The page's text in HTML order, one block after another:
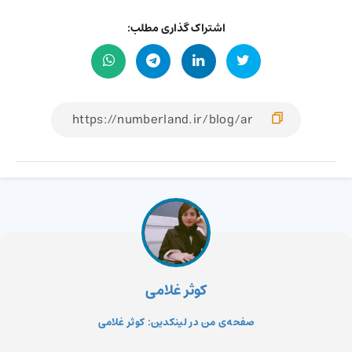
اشتراک گذاری مطلب:
کوثر غلامی
صفحه‌ی من در لینکدین: کوثر غلامی